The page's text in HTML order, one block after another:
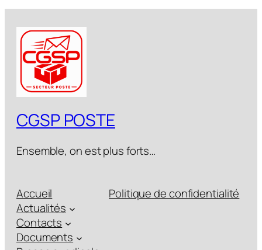
CGSP POSTE
Ensemble, on est plus forts…
Accueil
Actualités
Contacts
Documents
Politique de confidentialité